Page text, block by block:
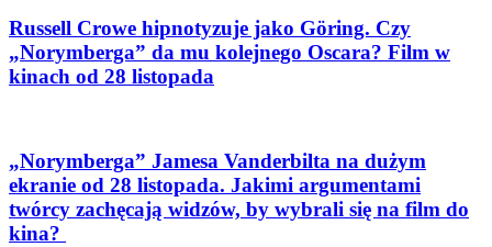
Russell Crowe hipnotyzuje jako Göring. Czy
„Norymberga” da mu kolejnego Oscara? Film w
kinach od 28 listopada
„Norymberga” Jamesa Vanderbilta na dużym
ekranie od 28 listopada. Jakimi argumentami
twórcy zachęcają widzów, by wybrali się na film do
kina?